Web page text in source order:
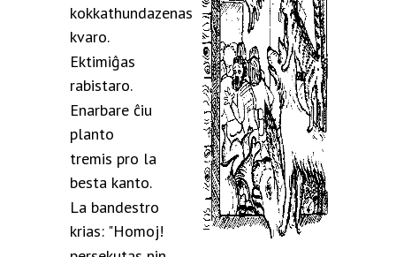
kokkathundazenas
kvaro.
Ektimiĝas
rabistaro.
Enarbare ĉiu
planto
tremis pro la
besta kanto.
La bandestro
krias: "Homoj!